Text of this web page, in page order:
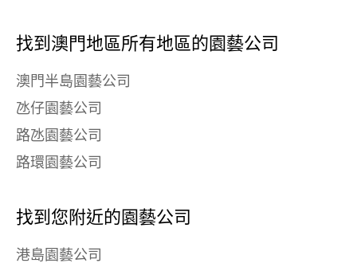
找到澳門地區所有地區的園藝公司
澳門半島園藝公司
氹仔園藝公司
路氹園藝公司
路環園藝公司
找到您附近的園藝公司
港島園藝公司